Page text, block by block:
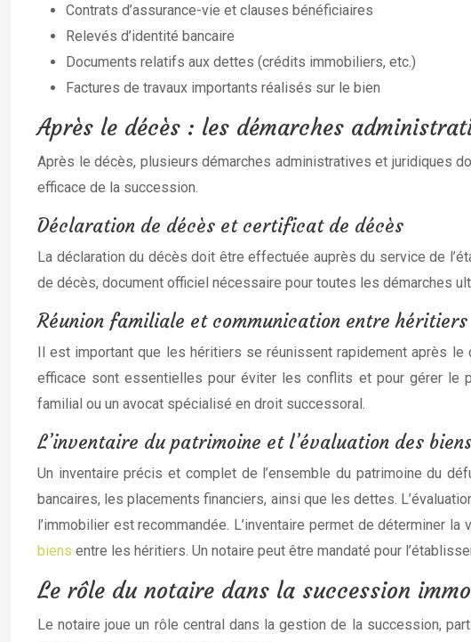
Contrats d’assurance-vie et clauses bénéficiaires
Relevés d’identité bancaire
Documents relatifs aux dettes (crédits immobiliers, etc.)
Factures de travaux importants réalisés sur le bien
Après le décès : les démarches
Après le décès, plusieurs démarches administratives et juridiques
efficace de la succession.
Déclaration de décès et certificat de décès
La déclaration du décès doit être effectuée auprès du service de
de décès, document officiel nécessaire pour toutes les démarches
Réunion familiale et communication entre héritiers
Il est important que les héritiers se réunissent rapidement après
efficace sont essentielles pour éviter les conflits et pour gérer le
familial ou un avocat spécialisé en droit successoral.
L’inventaire du patrimoine et l’évaluation des
Un inventaire précis et complet de l’ensemble du patrimoine du
bancaires, les placements financiers, ainsi que les dettes.
l’immobilier est recommandée. L’inventaire permet de déterminer
biens entre les héritiers. Un notaire peut être mandaté pour
Le rôle du notaire dans la succession
Le notaire joue un rôle central dans la gestion de la succession,